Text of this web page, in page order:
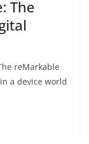
The
reMarkable
a device world